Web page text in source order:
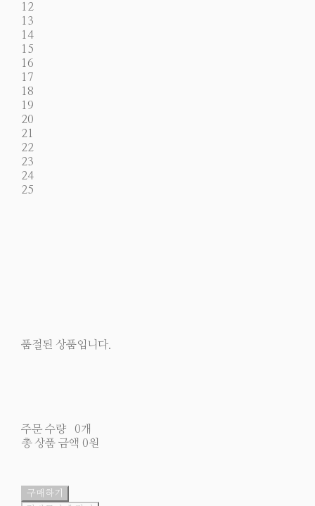
12
13
14
15
16
17
18
19
20
21
22
23
24
25
품절된 상품입니다.
주문 수량
0개
총 상품 금액 0원
구매하기